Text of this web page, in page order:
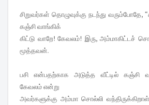
சிறுவர்கள் தொழுவுக்கு நடந்து வரும்போதே,
கஞ்சி வாங்கிக்
கிட்டு வாறே! கேவலம்! இரு, அம்மாகிட்டச்
மூத்தவன்.
பசி என்பதற்காக அடுத்த வீட்டில் கஞ்சி
கேவலம் என்று
அவர்களுக்கு அம்மா சொல்லி